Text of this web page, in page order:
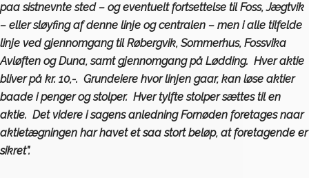
paa sistnevnte sted – og eventuelt fortsettelse til Foss, Jægtvik
– eller sløyfing af denne linje og centralen – men i alle tilfelde
linje ved gjennomgang til Røbergvik, Sommerhus, Fossvika
Avløften og Duna, samt gjennomgang på Lødding. Hver aktie
bliver på kr. 10,-. Grundeiere hvor linjen gaar, kan løse aktier
baade i penger og stolper. Hver tylfte stolper sættes til en
aktie. Det videre i sagens anledning Fornøden foretages naar
aktietægningen har havet et saa stort beløp, at foretagende er
sikret”.